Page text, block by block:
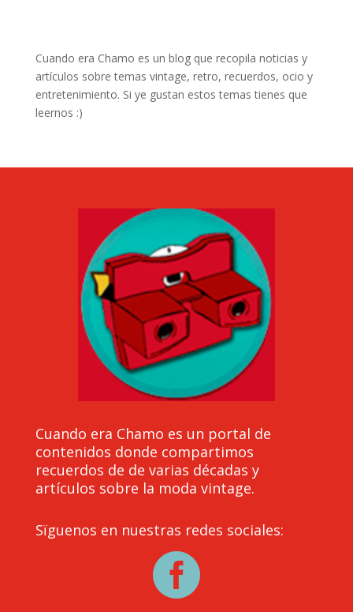
Cuando era Chamo es un blog que recopila noticias y
artículos sobre temas vintage, retro, recuerdos, ocio y
entretenimiento. Si ye gustan estos temas tienes que
leernos :)
Cuando era Chamo es un portal de
contenidos donde compartimos
recuerdos de de varias décadas y
artículos sobre la moda vintage.
Sïguenos en nuestras redes sociales:
